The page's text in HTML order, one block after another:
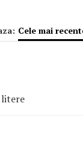
Cele mai
litere